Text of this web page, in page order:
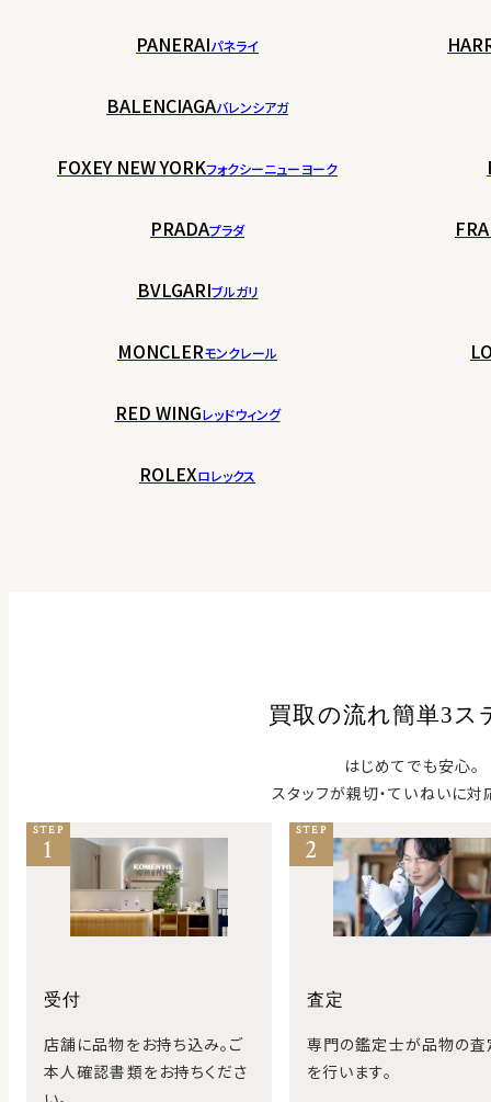
PANERAIパネライ
BALENCIAGAバレンシアガ
FOXEY NEW YORKフォクシーニューヨーク
PRADAプラダ
BVLGARIブルガリ
MONCLERモンクレール
RED WINGレッドウィング
ROLEXロレックス
買取の流れ簡単3ス
はじめてでも安心。
スタッフが親切・ていねいに対
STEP
1
受付
店舗に品物をお持ち込み。ご
本人確認書類をお持ちくださ
STEP
2
査定
専門の鑑定士が品物の査
を行います。